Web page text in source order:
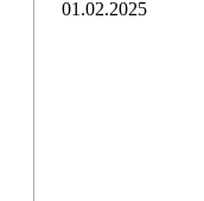
01.02.2025